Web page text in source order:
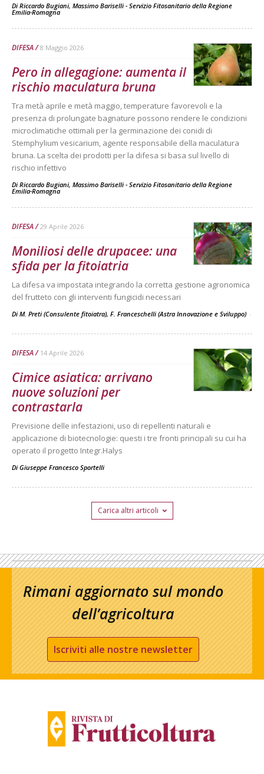
Di Riccardo Bugiani, Massimo Bariselli - Servizio Fitosanitario della Regione
Emilia-Romagna
DIFESA 8 Maggio 2026
Pero in allegagione: aumenta il
rischio maculatura bruna
Tra metà aprile e metà maggio, temperature favorevoli e la
presenza di prolungate bagnature possono rendere le condizioni
microclimatiche ottimali per la germinazione dei conidi di
Stemphylium vesicarium, agente responsabile della maculatura
bruna. La scelta dei prodotti per la difesa si basa sul livello di
rischio infettivo
Di Riccardo Bugiani, Massimo Bariselli - Servizio Fitosanitario della Regione
Emilia-Romagna
DIFESA 29 Aprile 2026
Moniliosi delle drupacee: una
sfida per la fitoiatria
La difesa va impostata integrando la corretta gestione agronomica
del frutteto con gli interventi fungicidi necessari
Di M. Preti (Consulente fitoiatra), F. Franceschelli (Astra Innovazione e Sviluppo) -
DIFESA 14 Aprile 2026
Cimice asiatica: arrivano
nuove soluzioni per
contrastarla
Previsione delle infestazioni, uso di repellenti naturali e
applicazione di biotecnologie: questi i tre fronti principali su cui ha
operato il progetto Integr.Halys
Di Giuseppe Francesco Sportelli
Carica altri articoli
Rimani aggiornato sul mondo
dell’agricoltura
Iscriviti alle nostre newsletter